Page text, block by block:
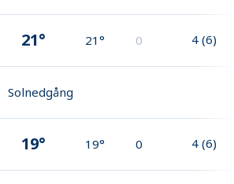
21° 21° 0 4 (6)
Solnedgång
19° 19° 0 4 (6)